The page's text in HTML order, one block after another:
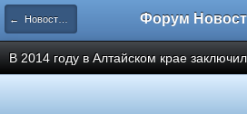
← Новости рынка недвижимости
В 2014 году в Алтайском крае